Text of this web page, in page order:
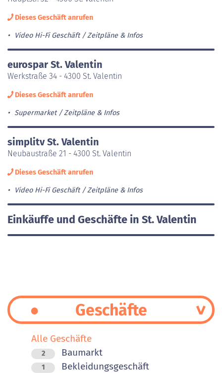
Dieses Geschäft anrufen
Video Hi-Fi Geschäft Zeitpläne & Infos
eurospar St. Valentin
Werkstraße 34 - 4300 St. Valentin
Dieses Geschäft anrufen
Supermarket Zeitpläne & Infos
simplitv St. Valentin
Neubaustraße 21 - 4300 St. Valentin
Dieses Geschäft anrufen
Video Hi-Fi Geschäft Zeitpläne & Infos
Einkäuffe und Geschäfte in St. Valentin
Geschäfte
Alle Geschäfte
2 Baumarkt
1 Bekleidungsgeschäft